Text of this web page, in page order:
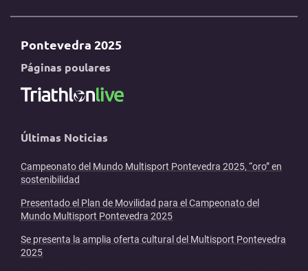
Pontevedra 2025
Páginas poulares
Últimas Noticias
Campeonato del Mundo Multisport Pontevedra 2025, “oro” en
sostenibilidad
Presentado el Plan de Movilidad para el Campeonato del
Mundo Multisport Pontevedra 2025
Se presenta la amplia oferta cultural del Multisport Pontevedra
2025